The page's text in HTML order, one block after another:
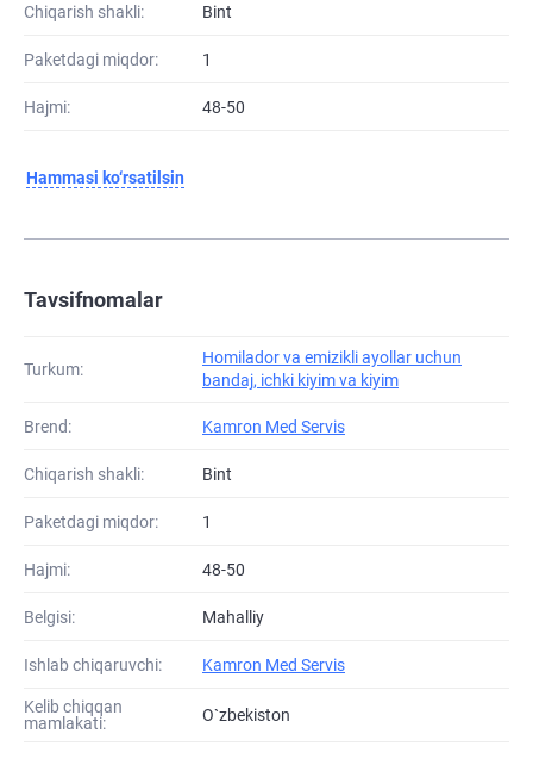
Chiqarish shakli: Bint
Paketdagi miqdor: 1
Hajmi: 48-50
Hammasi ko‘rsatilsin
Tavsifnomalar
Turkum:
Homilador va emizikli ayollar uchun
bandaj, ichki kiyim va kiyim
Brend: Kamron Med Servis
Chiqarish shakli: Bint
Paketdagi miqdor: 1
Hajmi: 48-50
Belgisi: Mahalliy
Ishlab chiqaruvchi: Kamron Med Servis
Kelib chiqqan
mamlakati:
O`zbekiston